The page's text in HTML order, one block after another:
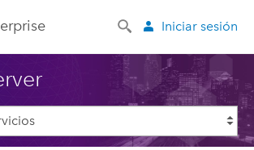
Iniciar sesión